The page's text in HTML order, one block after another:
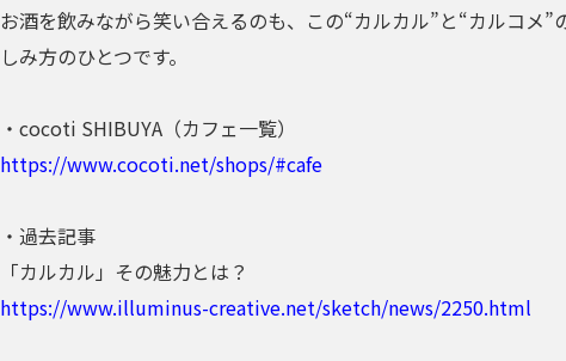
お酒を飲みながら笑い合えるのも、この“カルカル”と“カルコメ”
しみ方のひとつです。
・cocoti SHIBUYA（カフェ一覧）
https://www.cocoti.net/shops/#cafe
・過去記事
「カルカル」その魅力とは？
https://www.illuminus-creative.net/sketch/news/2250.html